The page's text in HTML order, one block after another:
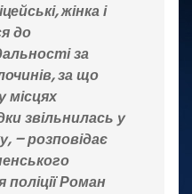
жінка і
до
за
за що
місцях
звільнилась у
, – розповідає
Роман